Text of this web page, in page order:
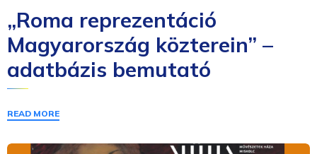
„Roma reprezentáció
Magyarország közterein” –
adatbázis bemutató
READ MORE